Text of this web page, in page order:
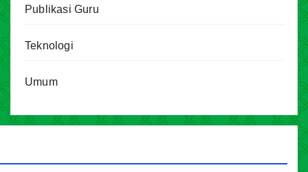
Publikasi Guru
Teknologi
Umum